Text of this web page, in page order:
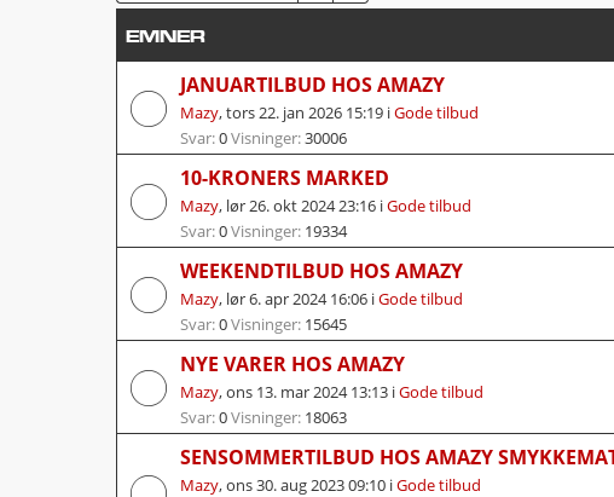
EMNER
JANUARTILBUD HOS AMAZY
Mazy,tors 22. jan 2026 15:19 iGode tilbud
Svar:0Visninger:30006
10-KRONERS MARKED
Mazy, lør 26. okt 2024 23:16 iGode tilbud
Svar:0Visninger: 19334
WEEKENDTILBUD HOS AMAZY
Mazy, lør 6. apr 2024 16:06 iGode tilbud
Svar:0Visninger: 15645
NYE VARER HOS AMAZY
Mazy,ons 13. mar 2024 13:13 iGode tilbud
Svar:0Visninger: 18063
SENSOMMERTILBUD HOS AMAZY
Mazy,ons 30. aug 2023 09:10 iGode tilbud